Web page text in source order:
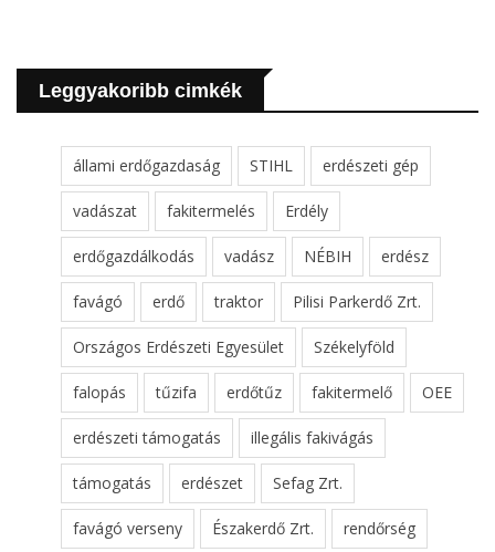
Leggyakoribb cimkék
állami erdőgazdaság STIHL erdészeti gép
vadászat fakitermelés Erdély
erdőgazdálkodás vadász NÉBIH erdész
favágó erdő traktor Pilisi Parkerdő Zrt.
Országos Erdészeti Egyesület Székelyföld
falopás tűzifa erdőtűz fakitermelő OEE
erdészeti támogatás illegális fakivágás
támogatás erdészet Sefag Zrt.
favágó verseny Északerdő Zrt. rendőrség